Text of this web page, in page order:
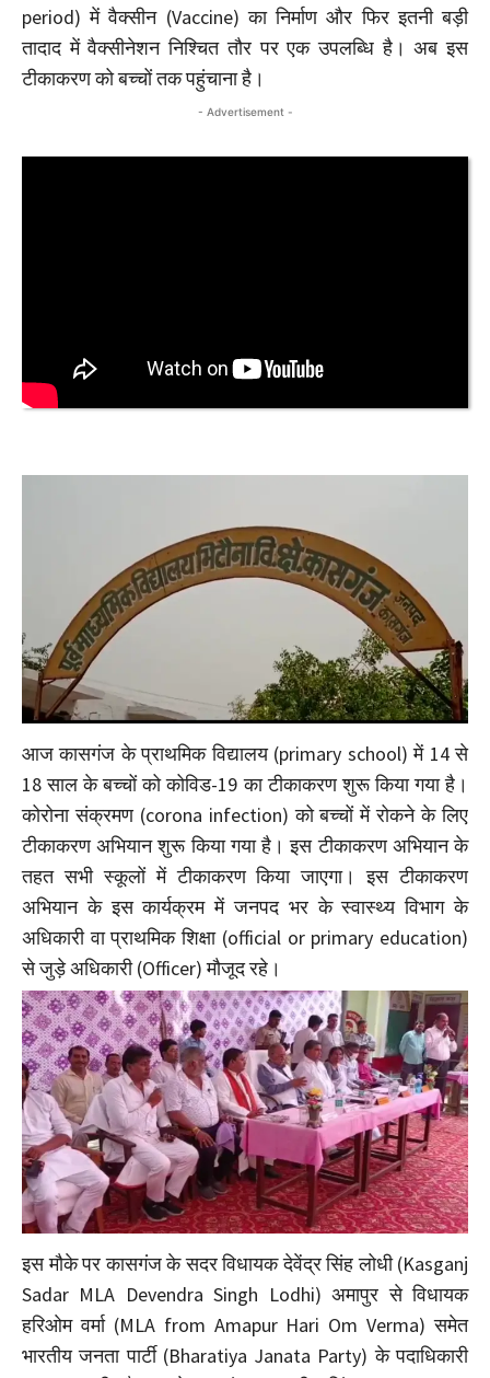
period) में वैक्सीन (Vaccine) का निर्माण और फिर इतनी बड़ी
तादाद में वैक्सीनेशन निश्चित तौर पर एक उपलब्धि है। अब इस
टीकाकरण को बच्चों तक पहुंचाना है।
- Advertisement -
आज कासगंज के प्राथमिक विद्यालय (primary school) में 14 से
18 साल के बच्चों को कोविड-19 का टीकाकरण शुरू किया गया है।
कोरोना संक्रमण (corona infection) को बच्चों में रोकने के लिए
टीकाकरण अभियान शुरू किया गया है। इस टीकाकरण अभियान के
तहत सभी स्कूलों में टीकाकरण किया जाएगा। इस टीकाकरण
अभियान के इस कार्यक्रम में जनपद भर के स्वास्थ्य विभाग के
अधिकारी वा प्राथमिक शिक्षा (official or primary education)
से जुड़े अधिकारी (Officer) मौजूद रहे।
इस मौके पर कासगंज के सदर विधायक देवेंद्र सिंह लोधी (Kasganj
Sadar MLA Devendra Singh Lodhi) अमापुर से विधायक
हरिओम वर्मा (MLA from Amapur Hari Om Verma) समेत
भारतीय जनता पार्टी (Bharatiya Janata Party) के पदाधिकारी